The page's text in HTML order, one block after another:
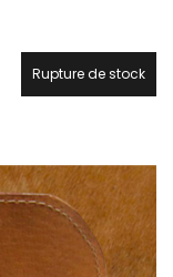
Rupture de stock